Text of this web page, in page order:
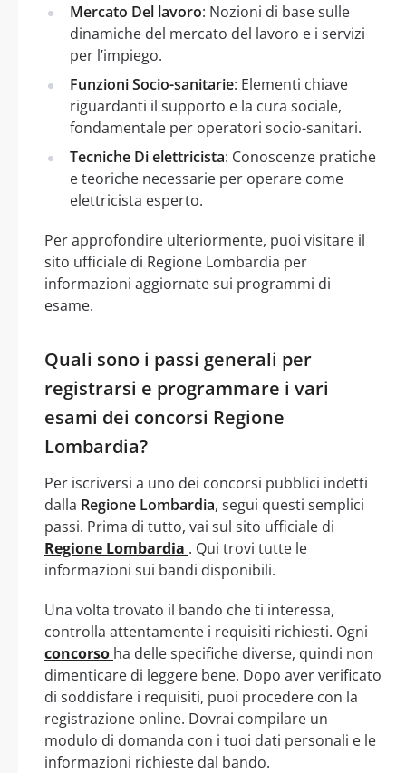
Mercato Del lavoro: Nozioni di base sulle
dinamiche del mercato del lavoro e i servizi
per l’impiego.
Funzioni Socio-sanitarie: Elementi chiave
riguardanti il supporto e la cura sociale,
fondamentale per operatori socio-sanitari.
Tecniche Di elettricista: Conoscenze pratiche
e teoriche necessarie per operare come
elettricista esperto.
Per approfondire ulteriormente, puoi visitare il
sito ufficiale di Regione Lombardia per
informazioni aggiornate sui programmi di
esame.
Quali sono i passi generali per
registrarsi e programmare i vari
esami dei concorsi Regione
Lombardia?
Per iscriversi a uno dei concorsi pubblici indetti
dalla Regione Lombardia, segui questi semplici
passi. Prima di tutto, vai sul sito ufficiale di
Regione Lombardia . Qui trovi tutte le
informazioni sui bandi disponibili.
Una volta trovato il bando che ti interessa,
controlla attentamente i requisiti richiesti. Ogni
concorso ha delle specifiche diverse, quindi non
dimenticare di leggere bene. Dopo aver verificato
di soddisfare i requisiti, puoi procedere con la
registrazione online. Dovrai compilare un
modulo di domanda con i tuoi dati personali e le
informazioni richieste dal bando.